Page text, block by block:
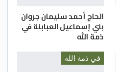
الحاج أحمد سليمان جروان
بني إسماعيل العبابنة في
ذمة الله
في ذمة الله